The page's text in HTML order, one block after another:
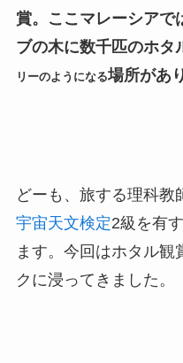
賞。ここマレーシアで
ブの木に数千匹のホタ
リーのようになる場所があ
どーも、旅する理科教
宇宙天文検定2級を有
ます。今回はホタル観
クに浸ってきました。